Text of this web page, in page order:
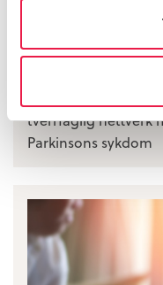
tverrfaglig nettverk
Parkinsons sykdom